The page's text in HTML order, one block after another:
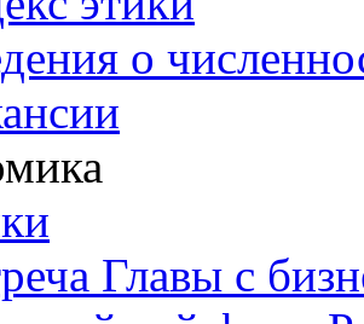
о
Главы с